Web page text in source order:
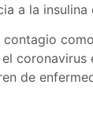
a la
de